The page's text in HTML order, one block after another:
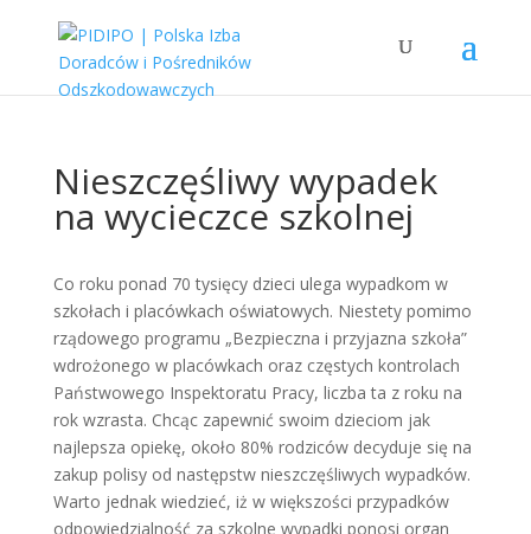
Nieszczęśliwy wypadek
na wycieczce szkolnej
Co roku ponad 70 tysięcy dzieci ulega wypadkom w
szkołach i placówkach oświatowych. Niestety pomimo
rządowego programu „Bezpieczna i przyjazna szkoła”
wdrożonego w placówkach oraz częstych kontrolach
Państwowego Inspektoratu Pracy, liczba ta z roku na
rok wzrasta. Chcąc zapewnić swoim dzieciom jak
najlepsza opiekę, około 80% rodziców decyduje się na
zakup polisy od następstw nieszczęśliwych wypadków.
Warto jednak wiedzieć, iż w większości przypadków
odpowiedzialność za szkolne wypadki ponosi organ